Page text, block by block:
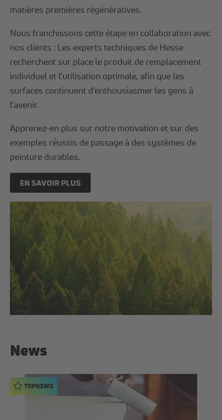
matières premières régénératives.
Nous franchissons cette étape en collaboration avec
nos clients : Les experts techniques de Hesse
recherchent sur place le produit de remplacement
individuel et l'utilisation optimale, afin que les
surfaces continuent d'enthousiasmer les gens à
l'avenir.
Apprenez-en plus sur notre motivation et sur des
exemples réussis de passage à des systèmes de
peinture durables.
EN SAVOIR PLUS
News
TOPNEWS